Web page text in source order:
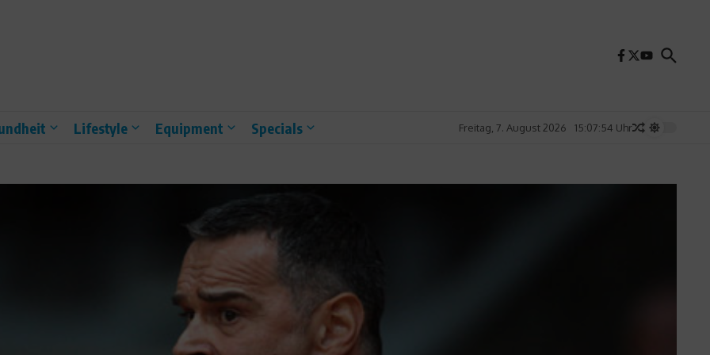
Lifestyle Equipment Specials Freitag, 7. August 2026 15:07:56 Uhr